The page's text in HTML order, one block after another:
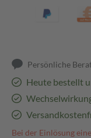
Persönliche
Heute bestellt
Bei der Einlösung